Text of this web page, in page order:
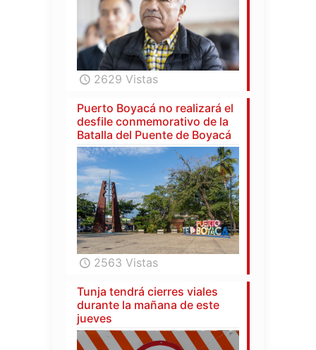
2629 Vistas
Puerto Boyacá no realizará el
desfile conmemorativo de la
Batalla del Puente de Boyacá
2563 Vistas
Tunja tendrá cierres viales
durante la mañana de este
jueves